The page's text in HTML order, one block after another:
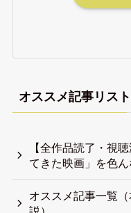
ギリギ
4000冊以上の本を読